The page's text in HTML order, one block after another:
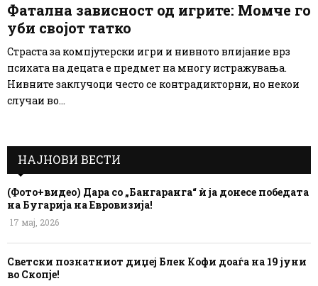
Фатална зависност од игрите: Момче го
уби својот татко
Страста за компјутерски игри и нивното влијание врз
психата на децата е предмет на многу истражувања.
Нивните заклучоци често се контрадикторни, но некои
случаи во...
НАЈНОВИ ВЕСТИ
(Фото+видео) Дара со „Бангаранга“ ѝ ја донесе победата
на Бугарија на Евровизија!
17 мај, 2026
Светски познатниот диџеј Блек Кофи доаѓа на 19 јуни
во Скопје!